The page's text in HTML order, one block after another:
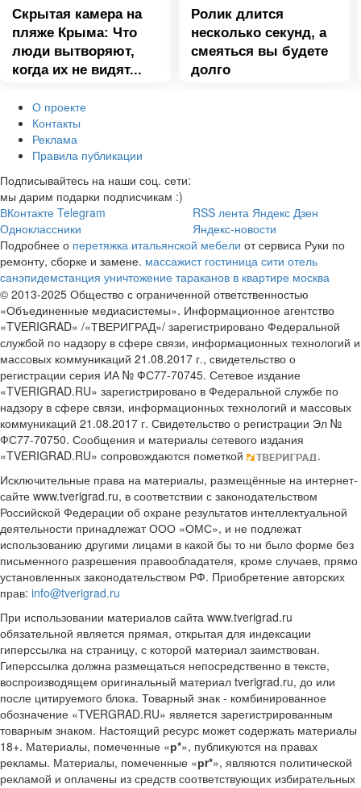
Скрытая камера на
пляже Крыма: Что
люди вытворяют,
когда их не видят...
Ролик длится
несколько секунд, а
смеяться вы будете
долго
О проекте
Контакты
Реклама
Правила публикации
Подписывайтесь на наши соц. сети:
мы дарим подарки подписчикам :)
ВКонтакте Telegram
Одноклассники
RSS лента Яндекс Дзен
Яндекс-новости
Подробнее о перетяжка итальянской мебели от сервиса Руки по
ремонту, сборке и замене. массажист гостиница сити отель
санэпидемстанция уничтожение тараканов в квартире москва
© 2013-2025 Общество с ограниченной ответственностью
«Объединенные медиасистемы». Информационное агентство
«TVERIGRAD» /«ТВЕРИГРАД»/ зарегистрировано Федеральной
службой по надзору в сфере связи, информационных технологий и
массовых коммуникаций 21.08.2017 г., свидетельство о
регистрации серия ИА № ФС77-70745. Сетевое издание
«TVERIGRAD.RU» зарегистрировано в Федеральной службе по
надзору в сфере связи, информационных технологий и массовых
коммуникаций 21.08.2017 г. Свидетельство о регистрации Эл №
ФС77-70750. Сообщения и материалы сетевого издания
«TVERIGRAD.RU» сопровождаются пометкой
.
Исключительные права на материалы, размещённые на интернет-
сайте www.tverigrad.ru, в соответствии с законодательством
Российской Федерации об охране результатов интеллектуальной
деятельности принадлежат ООО «ОМС», и не подлежат
использованию другими лицами в какой бы то ни было форме без
письменного разрешения правообладателя, кроме случаев, прямо
установленных законодательством РФ. Приобретение авторских
прав: info@tverigrad.ru
При использовании материалов сайта www.tverigrad.ru
обязательной является прямая, открытая для индексации
гиперссылка на страницу, с которой материал заимствован.
Гиперссылка должна размещаться непосредственно в тексте,
воспроизводящем оригинальный материал tverigrad.ru, до или
после цитируемого блока. Товарный знак - комбинированное
обозначение «TVERGRAD.RU» является зарегистрированным
товарным знаком. Настоящий ресурс может содержать материалы
18+. Материалы, помеченные «р*», публикуются на правах
рекламы. Материалы, помеченные «рr*», являются политической
рекламой и оплачены из средств соответствующих избирательных